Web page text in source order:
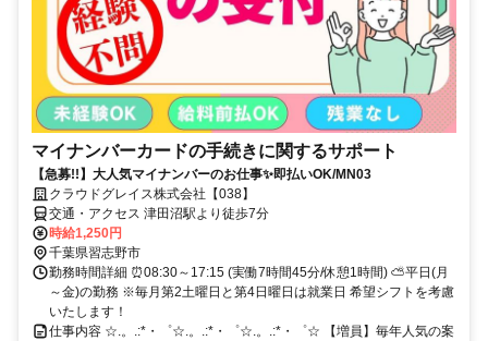
マイナンバーカードの手続きに関するサポート
【急募!!】大人気マイナンバーのお仕事✨即払いOK/MN03
クラウドグレイス株式会社【038】
交通・アクセス 津田沼駅より徒歩7分
時給1,250円
千葉県習志野市
勤務時間詳細 ⏰08:30～17:15 (実働7時間45分/休憩1時間) ⛅平日(月
～金)の勤務 ※毎月第2土曜日と第4日曜日は就業日 希望シフトを考慮
いたします！
仕事内容 ☆.。.:*・゜☆.。.:*・゜☆.。.:*・゜☆ 【増員】毎年人気の案